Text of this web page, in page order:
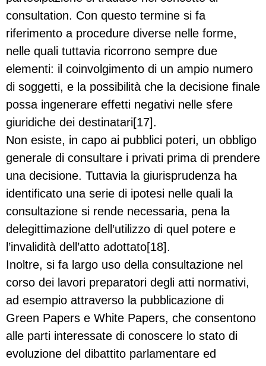
consultation. Con questo termine si fa
riferimento a procedure diverse nelle forme,
nelle quali tuttavia ricorrono sempre due
elementi: il coinvolgimento di un ampio numero
di soggetti, e la possibilità che la decisione finale
possa ingenerare effetti negativi nelle sfere
giuridiche dei destinatari[17].
Non esiste, in capo ai pubblici poteri, un obbligo
generale di consultare i privati prima di prendere
una decisione. Tuttavia la giurisprudenza ha
identificato una serie di ipotesi nelle quali la
consultazione si rende necessaria, pena la
delegittimazione dell’utilizzo di quel potere e
l’invalidità dell’atto adottato[18].
Inoltre, si fa largo uso della consultazione nel
corso dei lavori preparatori degli atti normativi,
ad esempio attraverso la pubblicazione di
Green Papers e White Papers, che consentono
alle parti interessate di conoscere lo stato di
evoluzione del dibattito parlamentare ed